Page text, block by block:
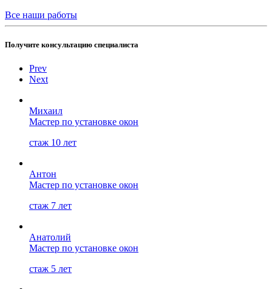
Все наши работы
Получите консультацию специалиста
Prev
Next
Михаил
Мастер по установке окон
стаж 10 лет
Антон
Мастер по установке окон
стаж 7 лет
Анатолий
Мастер по установке окон
стаж 5 лет